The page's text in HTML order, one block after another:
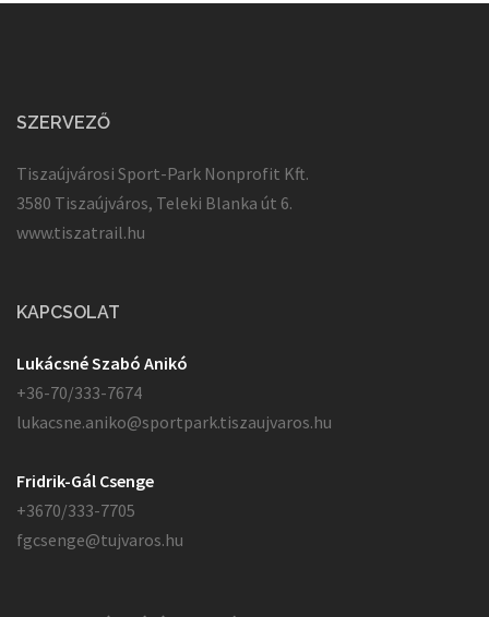
SZERVEZŐ
Tiszaújvárosi Sport-Park Nonprofit Kft.
3580 Tiszaújváros, Teleki Blanka út 6.
www.tiszatrail.hu
KAPCSOLAT
Lukácsné Szabó Anikó
+36-70/333-7674
lukacsne.aniko@sportpark.tiszaujvaros.hu
Fridrik-Gál Csenge
+3670/333-7705
fgcsenge@tujvaros.hu